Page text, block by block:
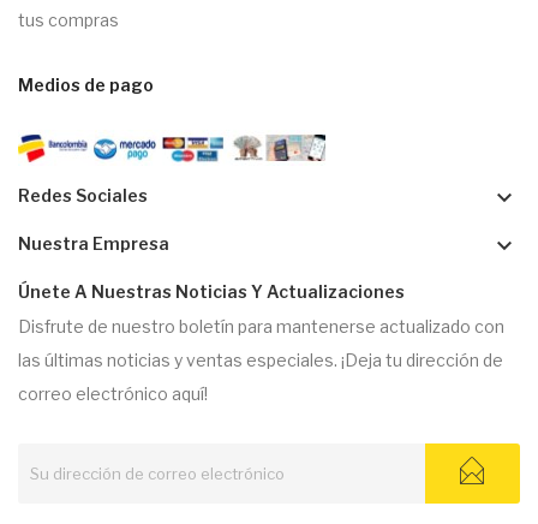
tus compras
Medios de pago
Redes Sociales keyboard_arrow_down
Nuestra Empresa keyboard_arrow_down
Únete A Nuestras Noticias Y Actualizaciones
Disfrute de nuestro boletín para mantenerse actualizado con
las últimas noticias y ventas especiales. ¡Deja tu dirección de
correo electrónico aquí!